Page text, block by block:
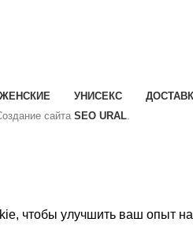
ЖЕНСКИЕ УНИСЕКС
сайта SEO URAL
чтобы улучшить ваш опыт